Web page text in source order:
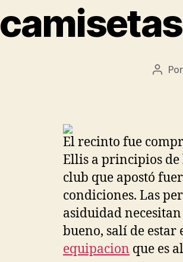
Autor
Por
El recinto fue
Ellis a principios de
club que apostó
condiciones. Las
asiduidad
bueno, salí de estar
equipacion que es